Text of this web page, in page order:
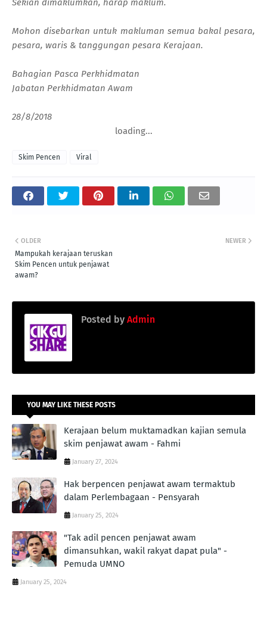
Mohon disebarkan untuk makluman semua bakal pesara,
pesara, waris & tanggungan pesara Kerajaan.
Bahagian Pasca Perkhidmatan
Jabatan Perkhidmatan Awam
28/8/2018
loading...
Skim Pencen Viral
NEWER
OLDER
Mampukah kerajaan teruskan
Skim Pencen untuk penjawat
awam?
Posted by Admin
YOU MAY LIKE THESE POSTS
Kerajaan belum muktamadkan kajian semula
skim penjawat awam - Fahmi
January 27, 2024
Hak berpencen penjawat awam termaktub
dalam Perlembagaan - Pensyarah
January 25, 2024
"Tak adil pencen penjawat awam
dimansuhkan, wakil rakyat dapat pula" -
Pemuda UMNO
January 25, 2024